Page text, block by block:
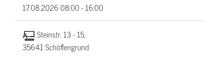
17.08.202608:00 - 16:00
Steinstr. 13 - 15,
35641 Schöffengrund